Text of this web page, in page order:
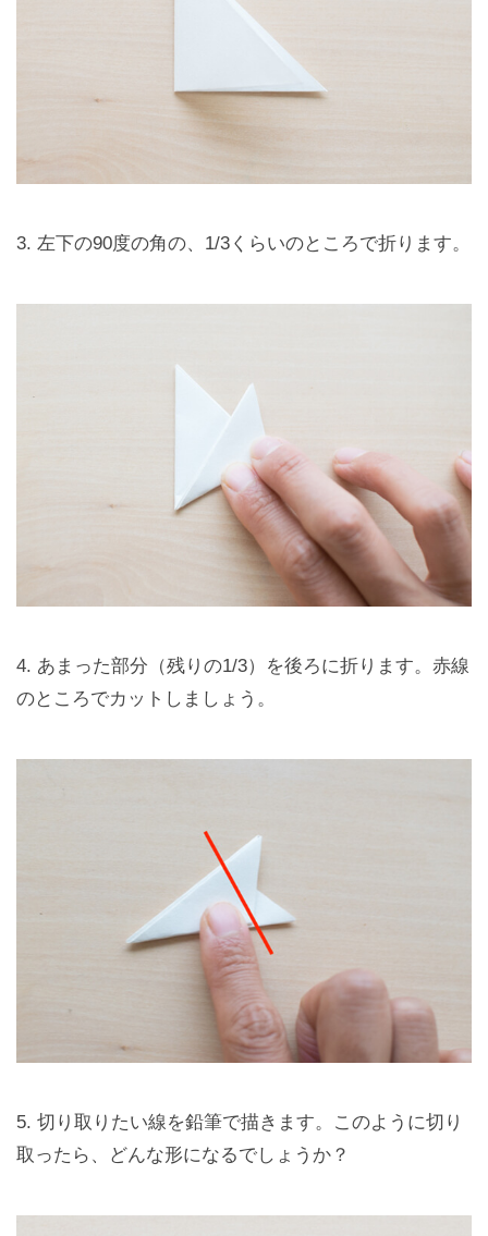
3. 左下の90度の角の、1/3くらいのところで折ります。
4. あまった部分（残りの1/3）を後ろに折ります。赤線
のところでカットしましょう。
5. 切り取りたい線を鉛筆で描きます。このように切り
取ったら、どんな形になるでしょうか？